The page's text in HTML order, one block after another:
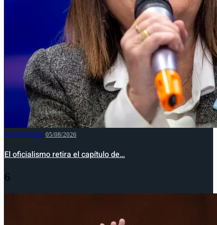
NACIONALES 05/08/2026
El oficialismo retira el capítulo de…
6